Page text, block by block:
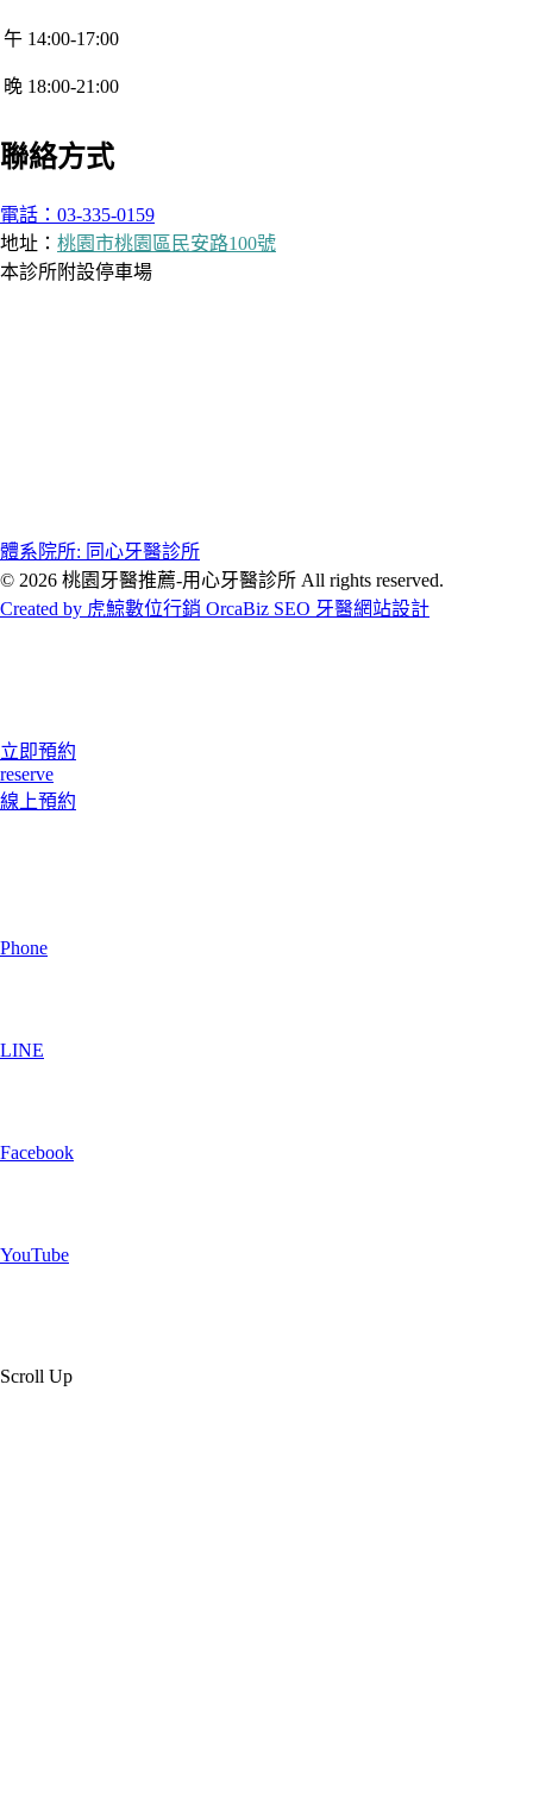
午 14:00-17:00
晚 18:00-21:00
聯絡方式
電話：03-335-0159
地址： 桃園市桃園區民安路100號
本診所附設停車場
體系院所: 同心牙醫診所
© 2026 桃園牙醫推薦-用心牙醫診所 All rights reserved.
Created by 虎鯨數位行銷 OrcaBiz SEO 牙醫網站設計
立即預約
reserve
線上預約
Phone
LINE
Facebook
YouTube
Scroll Up